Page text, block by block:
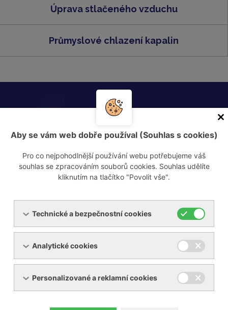
Úprava stlačeného vzduchu
Průmyslové chlazení kapalin
Zašlete nám nezávaznou poptávku
Zobrazit poptávkový formulář
+420 519 322 981
Aby se vám web dobře používal (Souhlas s cookies)
Pro co nejpohodlnější používání webu potřebujeme váš
souhlas se zpracováním souborů cookies. Souhlas udělíte
kliknutím na tlačítko "Povolit vše".
Technické a bezpečnostní cookies
Analytické cookies
Personalizované a reklamní cookies